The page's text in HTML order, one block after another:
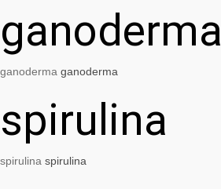
ganoderma
ganoderma ganoderma
spirulina
spirulina spirulina